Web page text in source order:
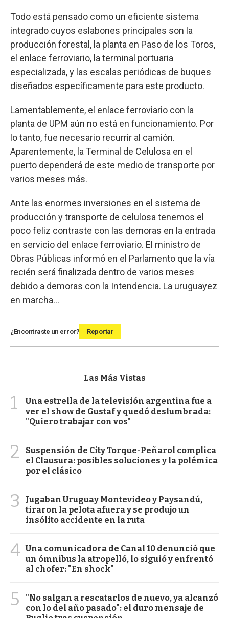
Todo está pensado como un eficiente sistema
integrado cuyos eslabones principales son la
producción forestal, la planta en Paso de los Toros,
el enlace ferroviario, la terminal portuaria
especializada, y las escalas periódicas de buques
diseñados específicamente para este producto.
Lamentablemente, el enlace ferroviario con la
planta de UPM aún no está en funcionamiento. Por
lo tanto, fue necesario recurrir al camión.
Aparentemente, la Terminal de Celulosa en el
puerto dependerá de este medio de transporte por
varios meses más.
Ante las enormes inversiones en el sistema de
producción y transporte de celulosa tenemos el
poco feliz contraste con las demoras en la entrada
en servicio del enlace ferroviario. El ministro de
Obras Públicas informó en el Parlamento que la vía
recién será finalizada dentro de varios meses
debido a demoras con la Intendencia. La uruguayez
en marcha…
¿Encontraste un error? Reportar
Las Más Vistas
1
Una estrella de la televisión argentina fue a
ver el show de Gustaf y quedó deslumbrada:
"Quiero trabajar con vos"
2
Suspensión de City Torque-Peñarol complica
el Clausura: posibles soluciones y la polémica
por el clásico
3
Jugaban Uruguay Montevideo y Paysandú,
tiraron la pelota afuera y se produjo un
insólito accidente en la ruta
4 Una comunicadora de Canal 10 denunció que
un ómnibus la atropelló, lo siguió y enfrentó
al chofer: "En shock"
5
"No salgan a rescatarlos de nuevo, ya alcanzó
con lo del año pasado": el duro mensaje de